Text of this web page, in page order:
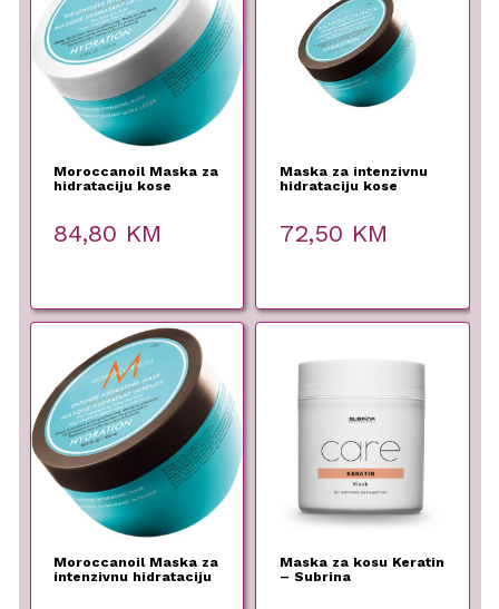
Moroccanoil Maska za
hidrataciju kose
84,80 KM
Maska za intenzivnu
hidrataciju kose
72,50 KM
Moroccanoil Maska za
intenzivnu hidrataciju
Maska za kosu Keratin
– Subrina